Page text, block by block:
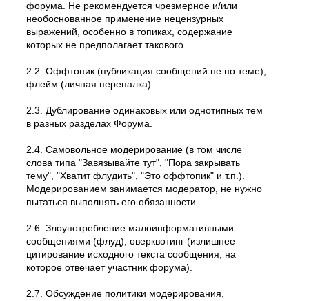
форума. Не рекомендуется чрезмерное и/или
необоснованное применение нецензурных
выражений, особенно в топиках, содержание
которых не предполагает такового.
2.2. Оффтопик (публикация сообщений не по теме),
флейм (личная перепалка).
2.3. Дублирование одинаковых или однотипных тем
в разных разделах Форума.
2.4. Самовольное модеpиpование (в том числе
слова типа "Завязывайте тут", "Пора закрывать
тему", "Хватит флудить", "Это оффтопик" и т.п.).
Модерированием занимается модератор, не нужно
пытаться выполнять его обязанности.
2.6. Злоупотребление малоинформативными
сообщениями (флуд), оверквотинг (излишнее
цитирование исходного текста сообщения, на
которое отвечает участник форума).
2.7. Обсуждение политики модерирования,